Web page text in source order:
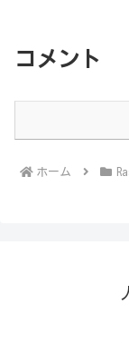
コメント
ホーム